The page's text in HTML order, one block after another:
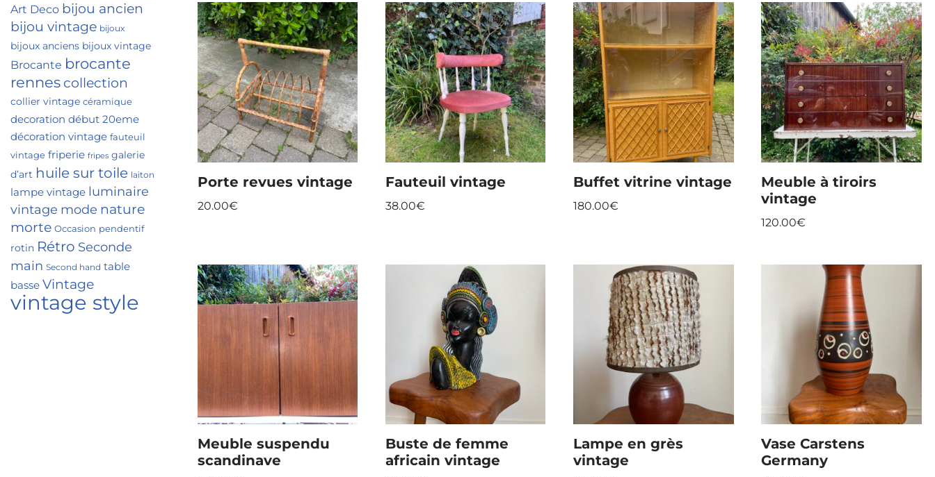
Art Deco bijou ancien
bijou vintage bijoux
bijoux anciens bijoux vintage
Brocante brocante
rennes collection
collier vintage céramique
decoration début 20eme
décoration vintage fauteuil
vintage friperie fripes galerie
d’art huile sur toile laiton
lampe vintage luminaire
vintage mode nature
morte Occasion pendentif
rotin Rétro Seconde
main Second hand table
basse Vintage
vintage style
Porte revues vintage
20.00€
Fauteuil vintage
38.00€
Buffet vitrine vintage
180.00€
Meuble à tiroirs
vintage
120.00€
Meuble suspendu
scandinave
Buste de femme
africain vintage
Lampe en grès
vintage
Vase Carstens
Germany